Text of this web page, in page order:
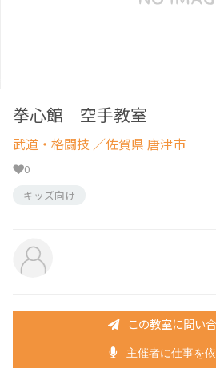
拳心館 空手教室
武道・格闘技 ／佐賀県 唐津市
0
キッズ向け
この教室に問い
主催者に仕事を